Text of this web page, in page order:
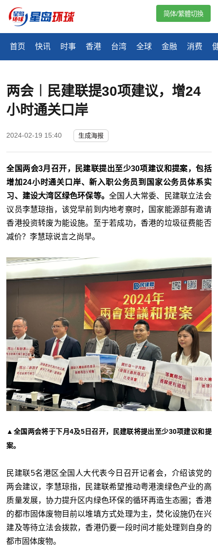
首页 快讯 时事 香港 台湾 全球 金融 消费
简体/繁體切換
两会︱民建联提30项建议，增24
小时通关口岸
2024-02-19 15:40 生成海报
全国两会3月召开，民建联提出至少30项建议和提案，包括
增加24小时通关口岸、新入职公务员到国家公务员体系实
习、建设大湾区绿色环保等。全国人大常委、民建联立法会
议员李慧琼指，该党早前到内地考察时，国家能源部有邀请
香港投资转废为能设施。至于若成功，香港的垃圾征费能否
减价？李慧琼说言之尚早。
▲全国两会将于下月4及5日召开，民建联将提出至少30项建议和提
案。
民建联5名港区全国人大代表今日召开记者会，介绍该党的
两会建议，李慧琼指，民建联希望推动粤港澳绿色产业的高
质量发展，协力提升区内绿色环保的循环再造生态圈；香港
的都市固体废物目前以堆填方式处理为主，焚化设施仍在兴
建及等待立法会拨款，香港仍要一段时间才能处理到自身的
都市固体废物。